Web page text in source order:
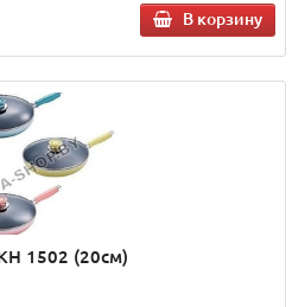
В корзину
1502 (20см)